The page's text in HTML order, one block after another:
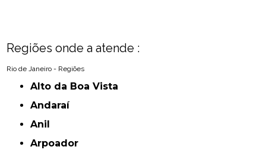
Regiões onde a atende :
Rio de Janeiro - Regiões
Alto da Boa Vista
Andaraí
Anil
Arpoador